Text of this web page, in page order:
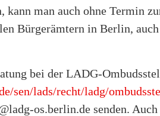
kann man auch ohne Termin
Bürgerämtern in Berlin,
bei der LADG-
sen/lads/recht/ladg/
os.berlin.de senden.